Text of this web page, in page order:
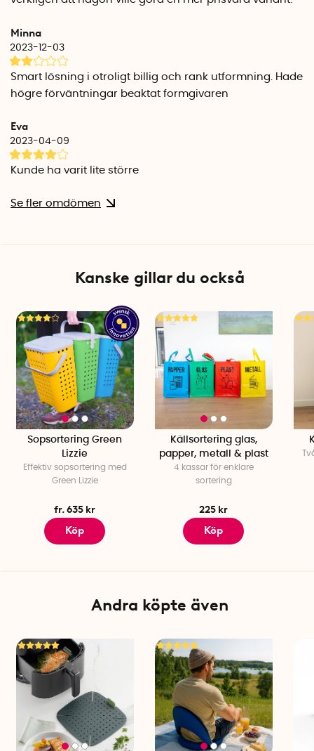
Minna
2023-12-03
Smart lösning i otroligt billig och rank utformning. Hade
högre förväntningar beaktat formgivaren
Eva
2023-04-09
Kunde ha varit lite större
Se fler omdömen
Kanske gillar du också
Sopsortering Green
Lizzie
Effektiv sopsortering med
Green Lizzie
fr. 635 kr
Köp
Källsortering glas,
papper, metall & plast
4 kassar för enklare
sortering
225 kr
Köp
Andra köpte även